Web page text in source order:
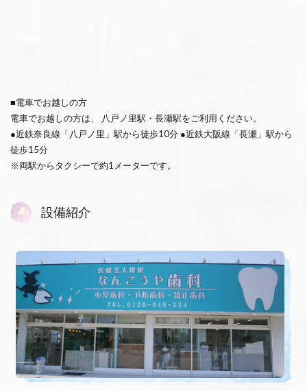
■電車でお越しの方
電車でお越しの方は、 八戸ノ里駅・長瀬駅をご利用ください。
●近鉄奈良線「八戸ノ里」駅から徒歩10分 ●近鉄大阪線「長瀬」駅から
徒歩15分
※両駅からタクシーで約1メーターです。
設備紹介